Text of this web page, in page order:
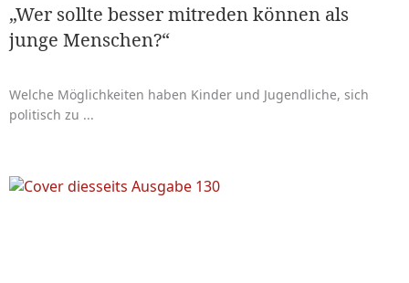
„Wer sollte besser mitreden können als
junge Menschen?“
Welche Möglichkeiten haben Kinder und Jugendliche, sich
politisch zu ...